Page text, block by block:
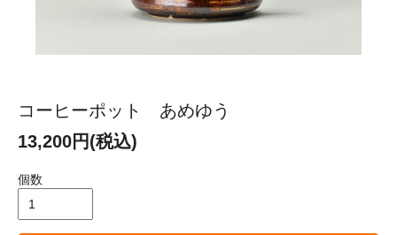
コーヒーポット あめゆう
13,200円(税込)
個数